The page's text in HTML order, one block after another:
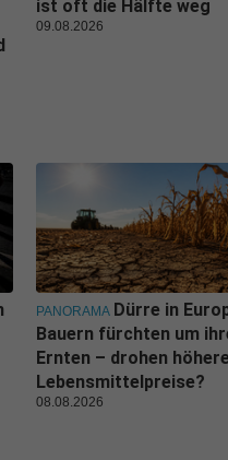
ist oft die Hälfte weg
09.08.2026
PANORAMA Dürre in
Bauern fürchten um
Ernten – drohen höhere
Lebensmittelpreise?
08.08.2026